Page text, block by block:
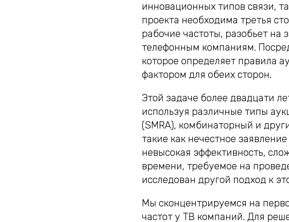
инновационных типов связи,
проекта необходима третья
рабочие частоты, разобьет на
телефонным компаниям.
которое определяет правила
фактором для обеих сторон.
Этой задаче более двадцати
используя различные типы
(SMRA), комбинаторный и
такие как нечестное
невысокая эффективность,
времени, требуемое на
исследован другой подход к
Мы сконцентрируемся на
частот у ТВ компаний. Для